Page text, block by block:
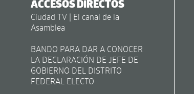
ACCESOS DIRECTOS
Ciudad TV | El canal de la
Asamblea
BANDO PARA DAR A CONOCER
LA DECLARACIÓN DE JEFE DE
GOBIERNO DEL DISTRITO
FEDERAL ELECTO